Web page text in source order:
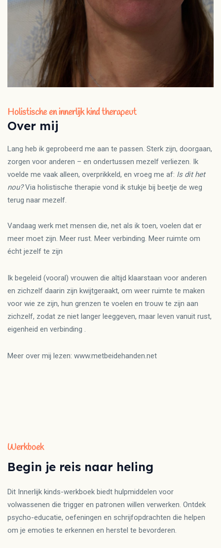
Holistische en innerlijk kind therapeut
Over mij
Lang heb ik geprobeerd me aan te passen. Sterk zijn, doorgaan,
zorgen voor anderen – en ondertussen mezelf verliezen. Ik
voelde me vaak alleen, overprikkeld, en vroeg me af: Is dit het
nou?Via holistische therapie vond ik stukje bij beetje de weg
terug naar mezelf.
Vandaag werk met mensen die, net als ik toen, voelen dat er
meer moet zijn. Meer rust. Meer verbinding. Meer ruimte om
écht jezelf te zijn
Ik begeleid (vooral) vrouwen die altijd klaarstaan voor anderen
en zichzelf daarin zijn kwijtgeraakt, om weer ruimte te maken
voor wie ze zijn, hun grenzen te voelen en trouw te zijn aan
zichzelf, zodat ze niet langer leeggeven, maar leven vanuit rust,
eigenheid en verbinding .
Meer over mij lezen: www.metbeidehanden.net
Werkboek
Begin je reis naar heling
Dit Innerlijk kinds-werkboek biedt hulpmiddelen voor
volwassenen die trigger en patronen willen verwerken. Ontdek
psycho-educatie, oefeningen en schrijfopdrachten die helpen
om je emoties te erkennen en herstel te bevorderen.